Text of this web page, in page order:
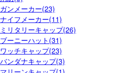
ガンメーカー(23)
ナイフメーカー(11)
ミリタリーキャップ(26)
ブーニーハット(31)
ワッチキャップ(23)
バンダナキャップ(3)